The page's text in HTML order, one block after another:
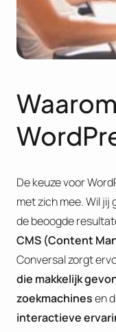
De keuze voor
met zich mee. Wil jij
de beoogde
CMS (Content
Conversal zorgt
die makkelijk
zoekmachinesen
interactieve